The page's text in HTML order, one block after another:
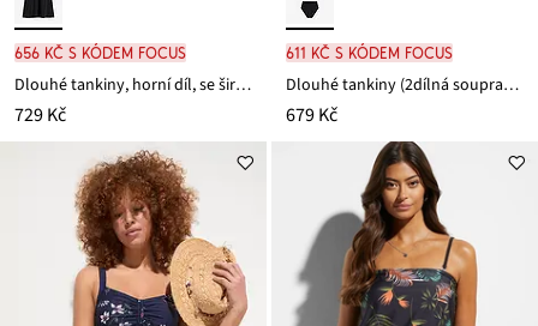
656 Kč s kódem FOCUS
Dlouhé tankiny, horní díl, se širokými ramínky
729 Kč
611 Kč s kódem FOCUS
Dlouhé tankiny (2dílná souprava), s bikinovými kalhotkami s vysokým pasem
679 Kč